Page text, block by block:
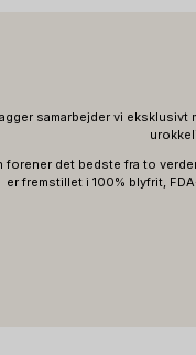
samarbejder vi
forener det bedste fra to
er fremstillet i 100% blyfrit,